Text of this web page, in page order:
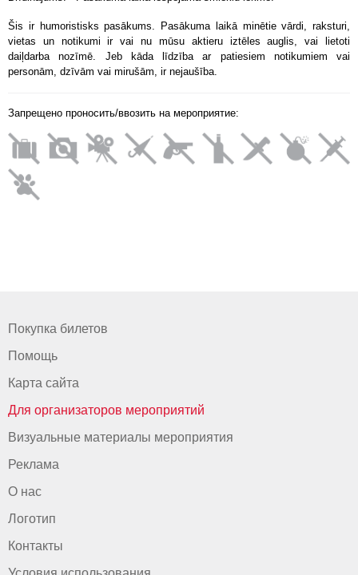
Šis ir humoristisks pasākums. Pasākuma laikā minētie vārdi, raksturi,
vietas un notikumi ir vai nu mūsu aktieru iztēles auglis, vai lietoti
daiļdarba nozīmē. Jeb kāda līdzība ar patiesiem notikumiem vai
personām, dzīvām vai mirušām, ir nejaušība.
Запрещено проносить/ввозить на мероприятие:
Покупка билетов
Помощь
Карта сайта
Для организаторов мероприятий
Визуальные материалы мероприятия
Реклама
О нас
Логотип
Контакты